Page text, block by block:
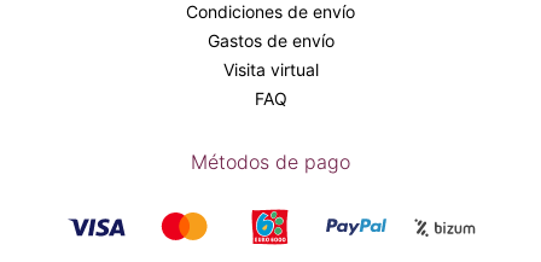
Condiciones de envío
Gastos de envío
Visita virtual
FAQ
Métodos de pago